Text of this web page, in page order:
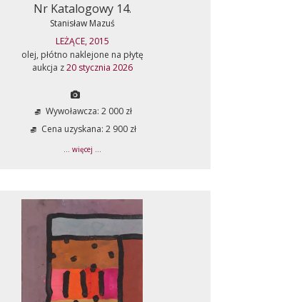
Nr Katalogowy 14.
Stanisław Mazuś
LEŻĄCE, 2015
olej, płótno naklejone na płytę
aukcja z20 stycznia 2026
Wywoławcza: 2 000 zł
Cena uzyskana: 2 900 zł
... więcej ...